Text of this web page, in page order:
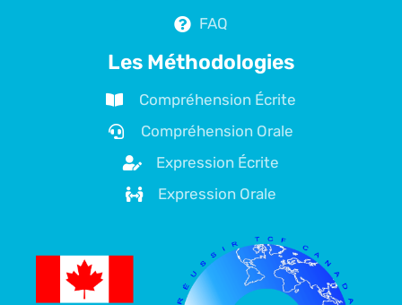
FAQ
Les Méthodologies
Compréhension Écrite
Compréhension Orale
Expression Écrite
Expression Orale